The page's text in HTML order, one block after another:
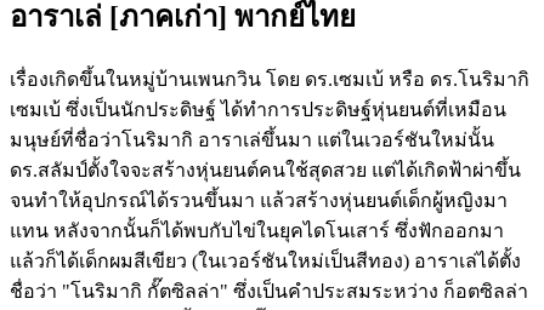
อาราเล่ [ภาคเก่า] พากย์ไทย
เรื่องเกิดขึ้นในหมู่บ้านเพนกวิน โดย ดร.เซมเบ้ หรือ ดร.โนริมากิ
เซมเบ้ ซึ่งเป็นนักประดิษฐ์ ได้ทำการประดิษฐ์หุ่นยนต์ที่เหมือน
มนุษย์ที่ชื่อว่าโนริมากิ อาราเล่ขึ้นมา แต่ในเวอร์ชันใหม่นั้น
ดร.สลัมป์ตั้งใจจะสร้างหุ่นยนต์คนใช้สุดสวย แต่ได้เกิดฟ้าผ่าขึ้น
จนทำให้อุปกรณ์ได้รวนขึ้นมา แล้วสร้างหุ่นยนต์เด็กผู้หญิงมา
แทน หลังจากนั้นก็ได้พบกับไข่ในยุคไดโนเสาร์ ซึ่งฟักออกมา
แล้วก็ได้เด็กผมสีเขียว (ในเวอร์ชันใหม่เป็นสีทอง) อาราเล่ได้ตั้ง
ชื่อว่า "โนริมากิ กั๊ตซิลล่า" ซึ่งเป็นคำประสมระหว่าง ก็อตซิลล่า